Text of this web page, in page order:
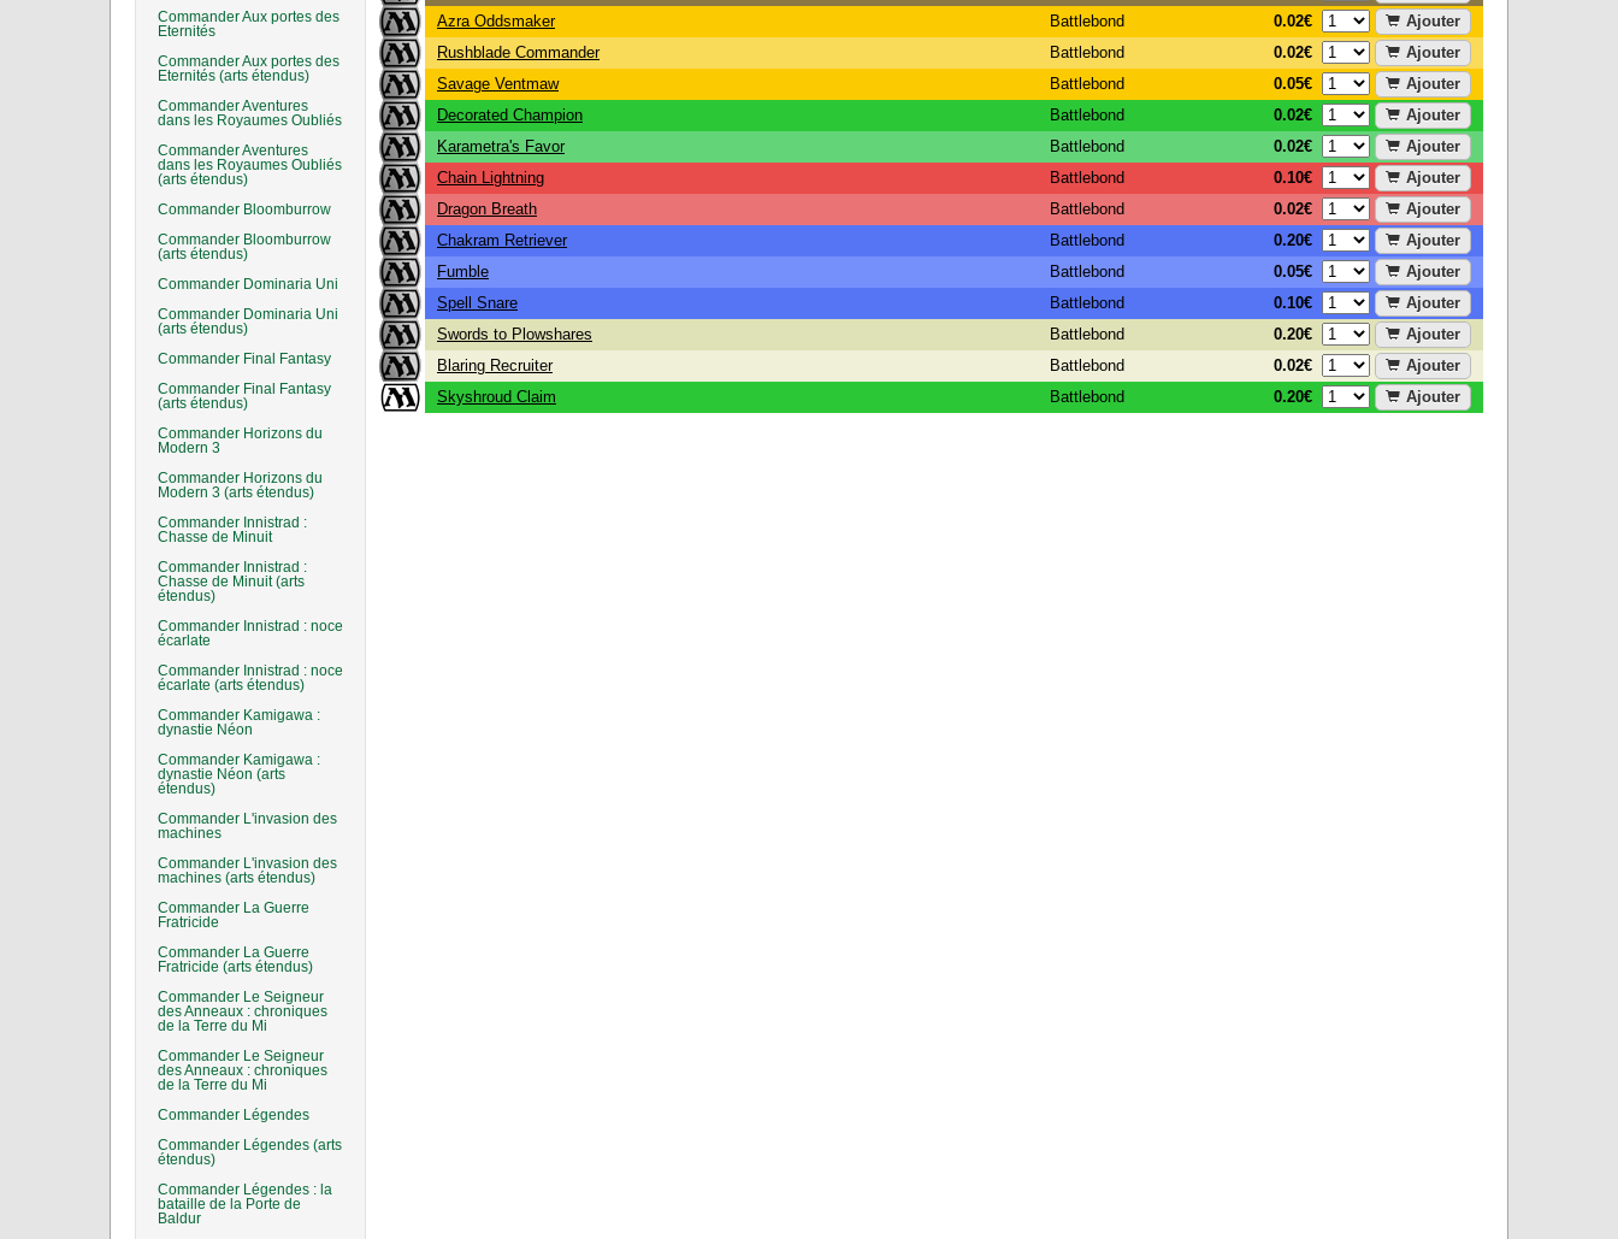
Commander Aux portes des
Eternités
Commander Aux portes des
Eternités (arts étendus)
Commander Aventures
dans les Royaumes Oubliés
Commander Aventures
dans les Royaumes Oubliés
(arts étendus)
Commander Bloomburrow
Commander Bloomburrow
(arts étendus)
Commander Dominaria Uni
Commander Dominaria Uni
(arts étendus)
Commander Final Fantasy
Commander Final Fantasy
(arts étendus)
Commander Horizons du
Modern 3
Commander Horizons du
Modern 3 (arts étendus)
Commander Innistrad :
Chasse de Minuit
Commander Innistrad :
Chasse de Minuit (arts
étendus)
Commander Innistrad : noce
écarlate
Commander Innistrad : noce
écarlate (arts étendus)
Commander Kamigawa :
dynastie Néon
Commander Kamigawa :
dynastie Néon (arts
étendus)
Commander L'invasion des
machines
Commander L'invasion des
machines (arts étendus)
Commander La Guerre
Fratricide
Commander La Guerre
Fratricide (arts étendus)
Commander Le Seigneur
des Anneaux : chroniques
de la Terre du Mi
Commander Le Seigneur
des Anneaux : chroniques
de la Terre du Mi
Commander Légendes
Commander Légendes (arts
étendus)
Commander Légendes : la
bataille de la Porte de
Baldur
Azra Oddsmaker
Battlebond 0.02€
Ajouter
Rushblade Commander
Battlebond 0.02€
Ajouter
Savage Ventmaw
Battlebond 0.05€
Ajouter
Decorated Champion
Battlebond 0.02€
Ajouter
Karametra's Favor
Battlebond 0.02€
Ajouter
Chain Lightning
Battlebond 0.10€
Ajouter
Dragon Breath
Battlebond 0.02€
Ajouter
Chakram Retriever
Battlebond 0.20€
Ajouter
Fumble
Battlebond 0.05€
Ajouter
Spell Snare
Battlebond 0.10€
Ajouter
Swords to Plowshares
Battlebond 0.20€
Ajouter
Blaring Recruiter
Battlebond 0.02€
Ajouter
Skyshroud Claim
Battlebond 0.20€ Ajouter